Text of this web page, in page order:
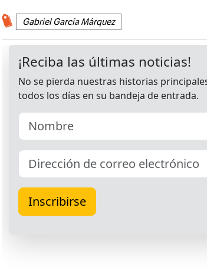
Gabriel García Márquez